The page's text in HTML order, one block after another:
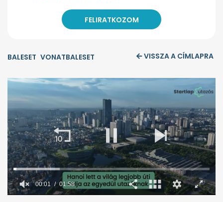
BALESET VONATBALESET VISSZA A CÍMLAPRA
00:02 01:58